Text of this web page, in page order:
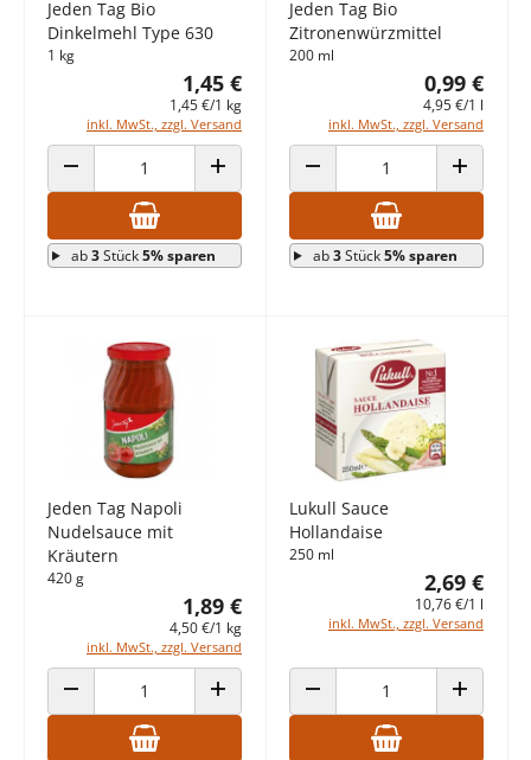
Jeden Tag Bio
Dinkelmehl Type 630
1 kg
1,45 €
1,45 €/1 kg
inkl. MwSt., zzgl. Versand
ANZAHL VERRINGERN ANZAHL ERHÖHEN
ab3Stück5% sparen
Jeden Tag Bio
Zitronenwürzmittel
200 ml
0,99 €
4,95 €/1 l
inkl. MwSt., zzgl. Versand
ANZAHL VERRINGERN ANZAHL
ab3Stück5% sparen
Jeden Tag Napoli
Nudelsauce mit
Kräutern
420 g
1,89 €
4,50 €/1 kg
inkl. MwSt., zzgl. Versand
ANZAHL VERRINGERN ANZAHL ERHÖHEN
Lukull Sauce
Hollandaise
250 ml
2,69 €
10,76 €/1 l
inkl. MwSt., zzgl. Versand
ANZAHL VERRINGERN ANZAHL